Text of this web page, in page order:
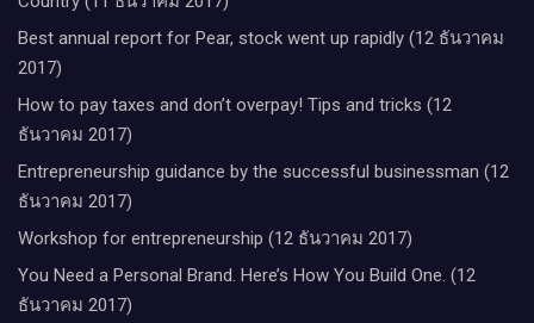
Best annual report for Pear, stock went up rapidly (12 ธันวาคม
2017)
How to pay taxes and don’t overpay! Tips and tricks (12
ธันวาคม 2017)
Entrepreneurship guidance by the successful businessman (12
ธันวาคม 2017)
Workshop for entrepreneurship (12 ธันวาคม 2017)
You Need a Personal Brand. Here’s How You Build One. (12
ธันวาคม 2017)